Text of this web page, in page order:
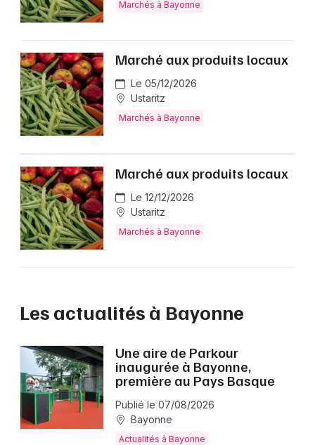
Marchés à Bayonne
Marché aux produits locaux
Le 05/12/2026
Ustaritz
Marchés à Bayonne
Marché aux produits locaux
Le 12/12/2026
Ustaritz
Marchés à Bayonne
Les actualités à Bayonne
Une aire de Parkour
inaugurée à Bayonne,
première au Pays Basque
Publié le 07/08/2026
Bayonne
Actualités à Bayonne